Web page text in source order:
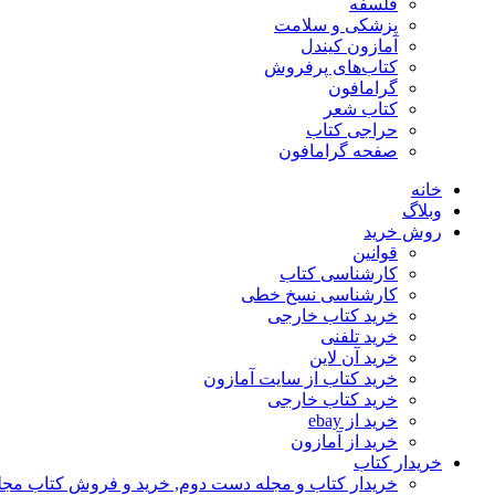
فلسفه
پزشکی و سلامت
آمازون کیندل
کتاب‌های پرفروش
گرامافون
کتاب شعر
حراجی کتاب
صفحه گرامافون
خانه
وبلاگ
روش خرید
قوانین
کارشناسی کتاب
کارشناسی نسخ خطی
خرید کتاب خارجی
خرید تلفنی
خرید آن لاین
خرید کتاب از سایت آمازون
خرید کتاب خارجی
خرید از ebay
خرید از آمازون
خریدار کتاب
خریدار کتاب و مجله دست دوم, خرید و فروش کتاب